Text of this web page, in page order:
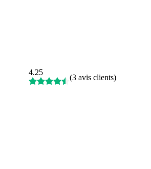
4.25
(3 avis clients)